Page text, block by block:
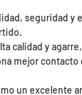
seguridad y
calidad y
mejor contacto
un excelente